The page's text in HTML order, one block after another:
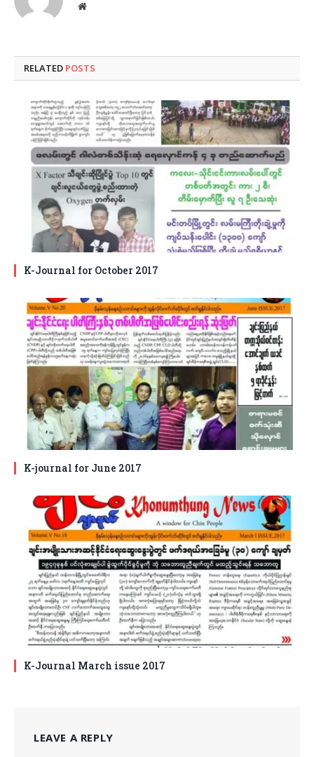
Website
RELATED POSTS
K-Journal for October 2017
K-journal for June 2017
K-Journal March issue 2017
LEAVE A REPLY